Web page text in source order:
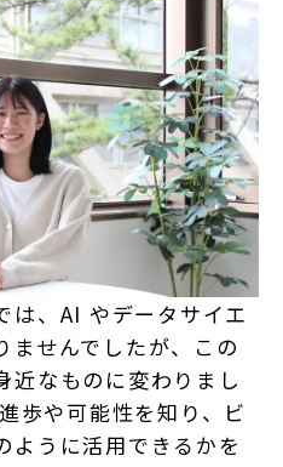
は、AI やデータサイエ
ませんでしたが、この
近なものに変わりまし
歩や可能性を知り、ビ
ように活用できるかを